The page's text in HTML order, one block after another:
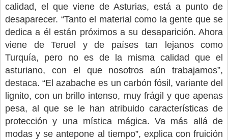
calidad, el que viene de Asturias, está a punto de
desaparecer. “Tanto el material como la gente que se
dedica a él están próximos a su desaparición. Ahora
viene de Teruel y de países tan lejanos como
Turquía, pero no es de la misma calidad que el
asturiano, con el que nosotros aún trabajamos”,
destaca. “El azabache es un carbón fósil, variante del
lignito, con un brillo intenso, muy frágil y que apenas
pesa, al que se le han atribuido características de
protección y una mística mágica. Va más allá de
modas y se antepone al tiempo”, explica con fruición